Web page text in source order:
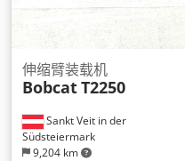
Sankt Veit in der
Südsteiermark
9,204 km
伸缩臂装载机
BobcatT2250